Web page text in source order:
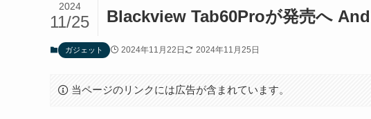
Blackview Tab60Proが発売へ
2024
11/25
ガジェット 2024年11月22日 2024年11月25日
当ページのリンクには広告が含まれています。